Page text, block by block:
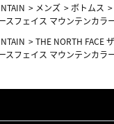
> メンズ > ボトムス >
スフェイス マウンテンカラ
>THE NORTH FACE
スフェイス マウンテンカラ